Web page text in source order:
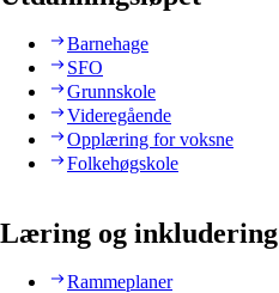
Barnehage
SFO
Grunnskole
Videregående
Opplæring for voksne
Folkehøgskole
Læring og inkludering
Rammeplaner